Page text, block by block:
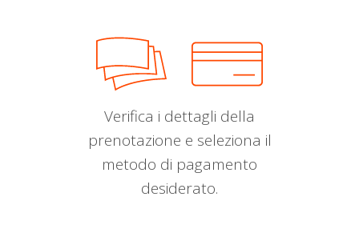
Verifica i dettagli della
prenotazione e seleziona il
metodo di pagamento
desiderato.